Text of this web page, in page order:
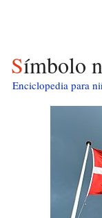
Símbolo
Enciclopedia para